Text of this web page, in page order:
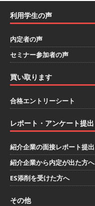
日
体育
鋼材
財に
ルテ
[
利用学生の声
内定者の声
セミナー参加者の声
買い取ります
合格エントリーシート
レポート・アンケート提出
紹介企業の面接レポート提出
紹介企業から内定が出た方へ
ES添削を受けた方へ
その他